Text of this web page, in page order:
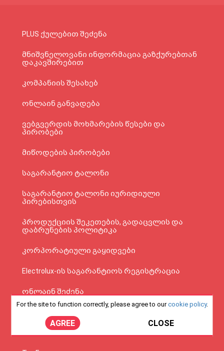
PLUS ქულებით შეძენა
მნიშვნელოვანი ინფორმაცია გაზქურებთან
დაკავშირებით
კომპანიის შესახებ
ონლაინ განვადება
ვებგვერდის მოხმარების წესები და
პირობები
მიწოდების პირობები
საგარანტიო ტალონი
საგარანტიო ტალონი იურიდიული
პირებისთვის
პროდუქციის შეკეთების, გადაცვლის და
დაბრუნების პოლიტიკა
კორპორატიული გაყიდვები
Electrolux-ის საგარანტიოს რეგისტრაცია
ონლაინ შეძენა
კონფიდენციალობის პოლიტიკა
For the site to function correctly, please agree to ourcookie policy.
AGREE CLOSE